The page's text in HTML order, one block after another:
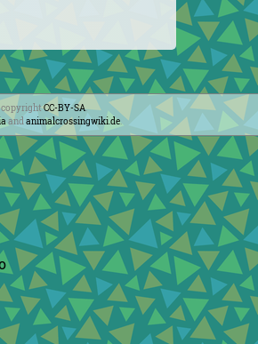
copyrightCC-BY-SA.
andanimalcrossingwiki.de.